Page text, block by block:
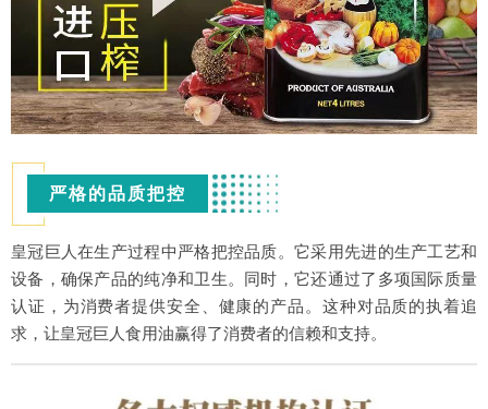
严格的品质把控
皇冠巨人在生产过程中严格把控品质。它采用先进的生产工艺和
设备，确保产品的纯净和卫生。同时，它还通过了多项国际质量
认证，为消费者提供安全、健康的产品。这种对品质的执着追
求，让皇冠巨人食用油赢得了消费者的信赖和支持。